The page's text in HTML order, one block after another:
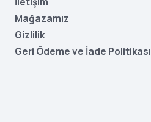
Mağazamız
Gizlilik
Geri Ödeme ve İade Politikası